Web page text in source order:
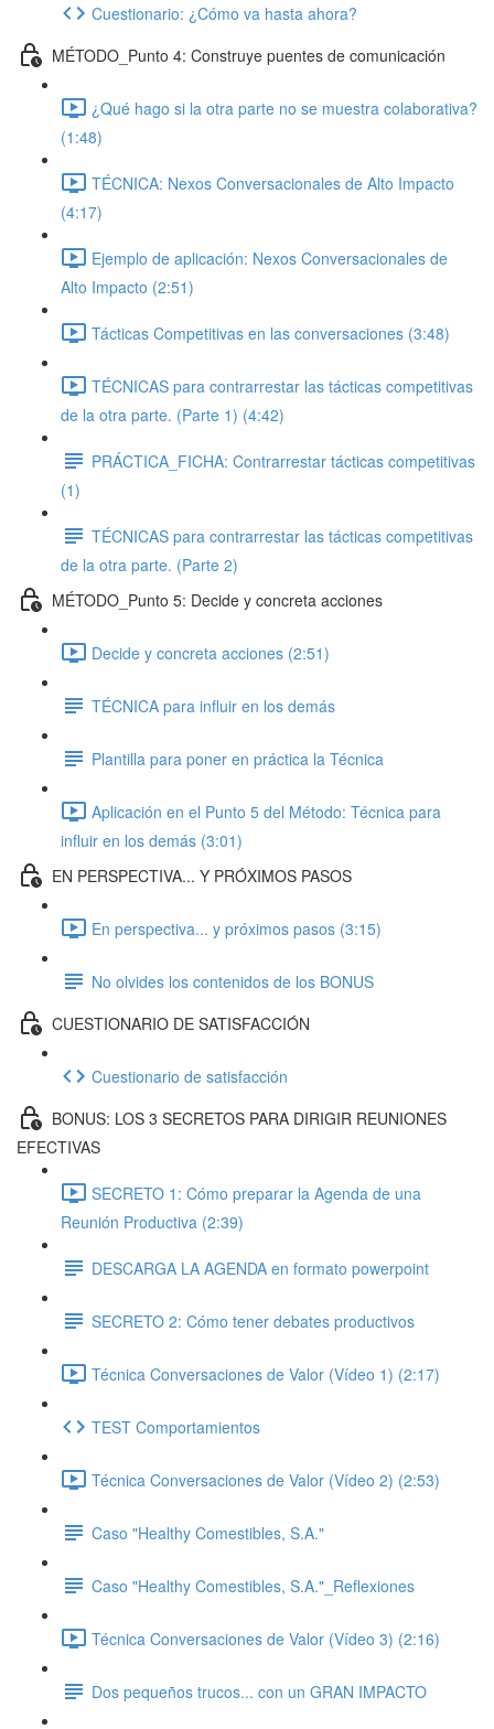
Cuestionario: ¿Cómo va hasta ahora?
MÉTODO_Punto 4: Construye puentes de comunicación
¿Qué hago si la otra parte no se muestra colaborativa?
(1:48)
TÉCNICA: Nexos Conversacionales de Alto Impacto
(4:17)
Ejemplo de aplicación: Nexos Conversacionales de
Alto Impacto (2:51)
Tácticas Competitivas en las conversaciones (3:48)
TÉCNICAS para contrarrestar las tácticas competitivas
de la otra parte. (Parte 1) (4:42)
PRÁCTICA_FICHA: Contrarrestar tácticas competitivas
(1)
TÉCNICAS para contrarrestar las tácticas competitivas
de la otra parte. (Parte 2)
MÉTODO_Punto 5: Decide y concreta acciones
Decide y concreta acciones (2:51)
TÉCNICA para influir en los demás
Plantilla para poner en práctica la Técnica
Aplicación en el Punto 5 del Método: Técnica para
influir en los demás (3:01)
EN PERSPECTIVA... Y PRÓXIMOS PASOS
En perspectiva... y próximos pasos (3:15)
No olvides los contenidos de los BONUS
CUESTIONARIO DE SATISFACCIÓN
Cuestionario de satisfacción
BONUS: LOS 3 SECRETOS PARA DIRIGIR REUNIONES
EFECTIVAS
SECRETO 1: Cómo preparar la Agenda de una
Reunión Productiva (2:39)
DESCARGA LA AGENDA en formato powerpoint
SECRETO 2: Cómo tener debates productivos
Técnica Conversaciones de Valor (Vídeo 1) (2:17)
TEST Comportamientos
Técnica Conversaciones de Valor (Vídeo 2) (2:53)
Caso "Healthy Comestibles, S.A."
Caso "Healthy Comestibles, S.A."_Reflexiones
Técnica Conversaciones de Valor (Vídeo 3) (2:16)
Dos pequeños trucos... con un GRAN IMPACTO